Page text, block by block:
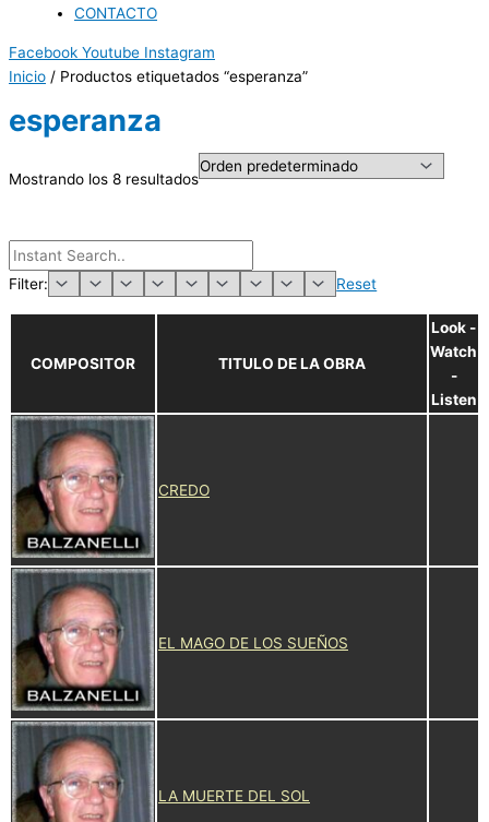
CONTACTO
Facebook Youtube Instagram
Inicio / Productos etiquetados “esperanza”
esperanza
Mostrando los 8 resultados
Filter: Reset
COMPOSITOR TITULO DE LA OBRA
Look -
Watch
-
Listen
CREDO
EL MAGO DE LOS SUEÑOS
LA MUERTE DEL SOL